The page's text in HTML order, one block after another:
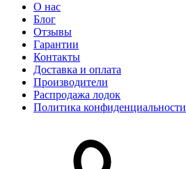
О нас
Блог
Отзывы
Гарантии
Контакты
Доставка и оплата
Производители
Распродажа лодок
Политика конфиденциальности